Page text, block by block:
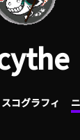
用の流れ
ある質問
コグラフィ